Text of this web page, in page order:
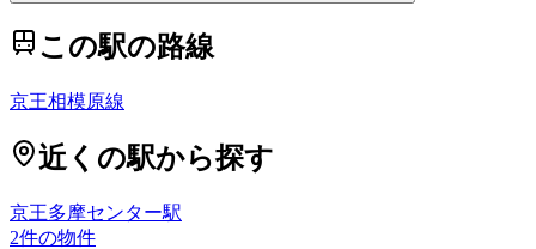
この駅の路線
京王相模原線
近くの駅から探す
京王多摩センター駅
2件の物件